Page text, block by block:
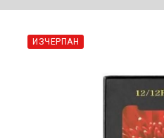
ИЗЧЕРПАН